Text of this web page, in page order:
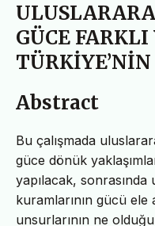
GÜCE
TÜRKİYE’NİN
Abstract
Bu çalışmada
güce dönük
yapılacak, sonrasında
kuramlarının gücü ele
unsurlarının ne